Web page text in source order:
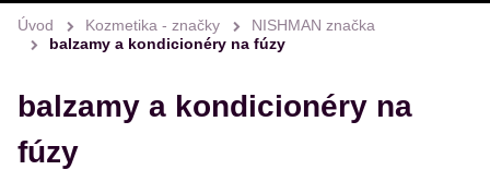
Úvod Kozmetika - značky
NISHMAN značka
balzamy a kondicionéry na fúzy
balzamy a kondicionéry na
fúzy